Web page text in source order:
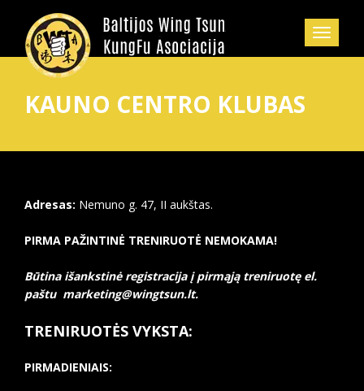
KAUNO CENTRO KLUBAS
Adresas: Nemuno g. 47, II aukštas.
PIRMA PAŽINTINĖ TRENIRUOTĖ NEMOKAMA!
Būtina išankstinė registracija į pirmąją treniruotę el.
paštu marketing@wingtsun.lt.
TRENIRUOTĖS VYKSTA:
PIRMADIENIAIS: